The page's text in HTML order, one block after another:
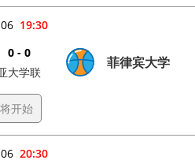
19:30
0 - 0
大学联
菲律宾大学
开始
20:30